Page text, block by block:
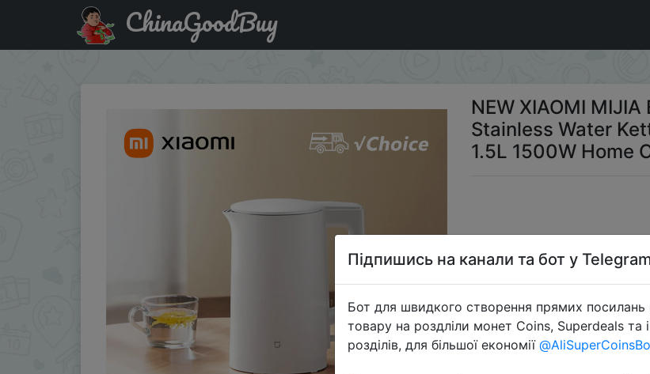
Паридбати з промокодом AEHS030 NEW XIAOMI MIJIA Electric Kettle N1 Fast Hot boiling Stainless
ChinaGoodBuy
NEW XIAOMI
Stainless Water
1.5L 1500W Home
Підпишись на канали та бот у
Бот для швидкого створення прямих посилань
товару на роздліли монет Coins, Superdeals та
розділів, для більшої економії